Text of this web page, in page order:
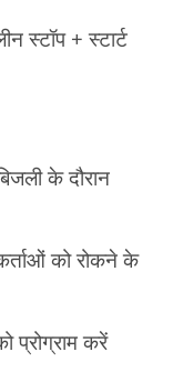
स्टॉप + स्टार्ट
के दौरान
को रोकने के
प्रोग्राम करें